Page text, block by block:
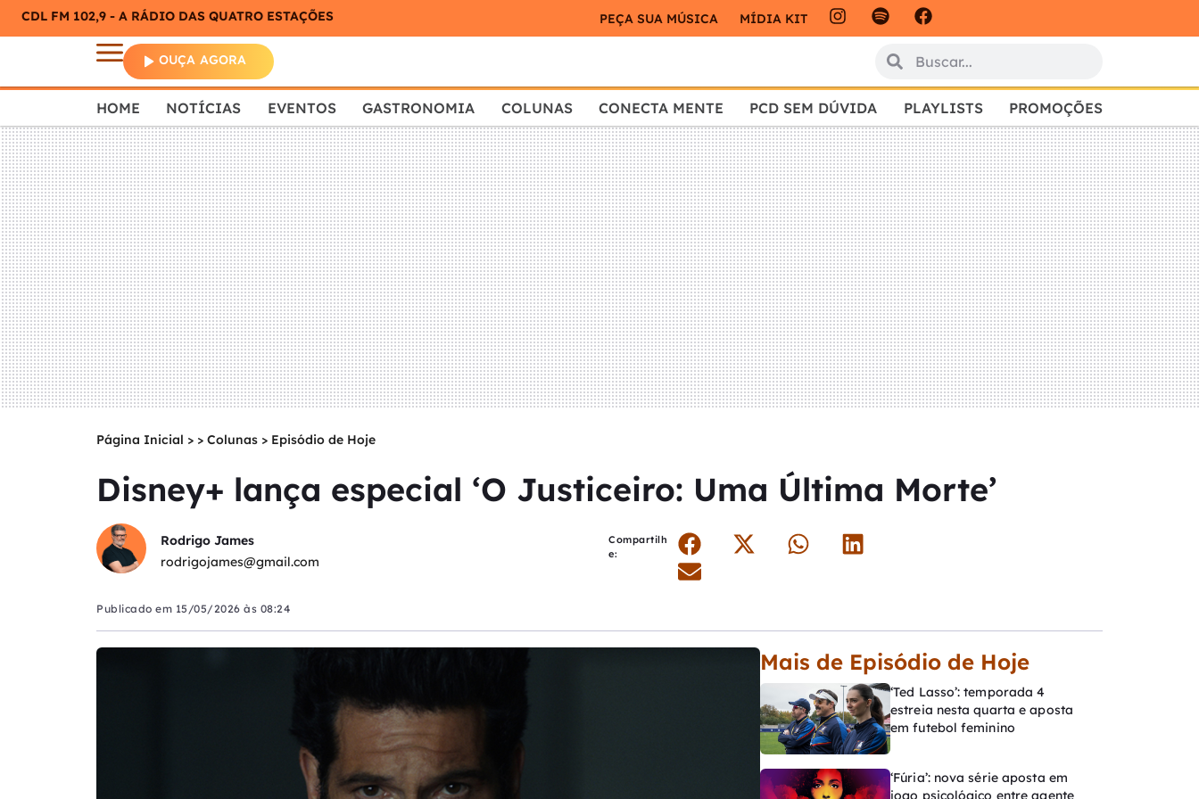
CDL FM 102,9 - A RÁDIO DAS QUATRO ESTAÇÕES PEÇA SUA MÚSICA MÍDIA KIT
OUÇA AGORA
HOME NOTÍCIAS EVENTOS GASTRONOMIA COLUNAS CONECTA MENTE PCD SEM DÚVIDA PLAYLISTS PROMOÇÕES
Página Inicial > Colunas > Episódio de Hoje
Disney+ lança especial ‘O Justiceiro: Uma Última Morte’
Rodrigo James
rodrigojames@gmail.com
Compartilh
e:
Publicado em 15/05/2026 às 08:24
Mais de Episódio de Hoje
‘Ted Lasso’: temporada 4
estreia nesta quarta e aposta
em futebol feminino
‘Fúria’: nova série aposta em
jogo psicológico entre agente